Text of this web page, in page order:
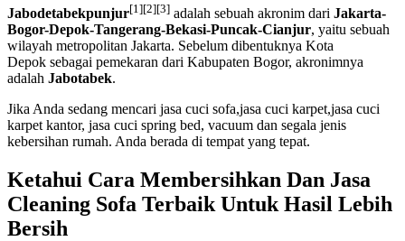
Jabodetabekpunjur[1][2][3] adalah sebuah akronim dari Jakarta-
Bogor-Depok-Tangerang-Bekasi-Puncak-Cianjur, yaitu sebuah
wilayah metropolitan Jakarta. Sebelum dibentuknya Kota
Depok sebagai pemekaran dari Kabupaten Bogor, akronimnya
adalah Jabotabek.
Jika Anda sedang mencari jasa cuci sofa,jasa cuci karpet,jasa cuci
karpet kantor, jasa cuci spring bed, vacuum dan segala jenis
kebersihan rumah. Anda berada di tempat yang tepat.
Ketahui Cara Membersihkan Dan Jasa
Cleaning Sofa Terbaik Untuk Hasil Lebih
Bersih